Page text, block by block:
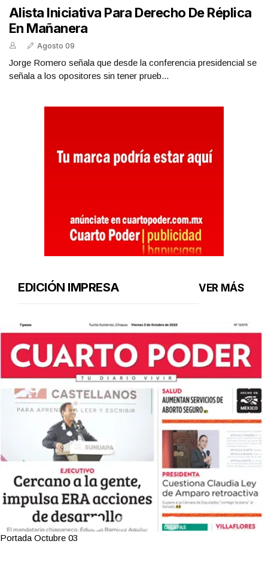
Alista Iniciativa Para Derecho De Réplica
En Mañanera
Agosto 09
Jorge Romero señala que desde la conferencia presidencial se
señala a los opositores sin tener prueb...
EDICIÓN IMPRESA VER MÁS
Portada Octubre 03